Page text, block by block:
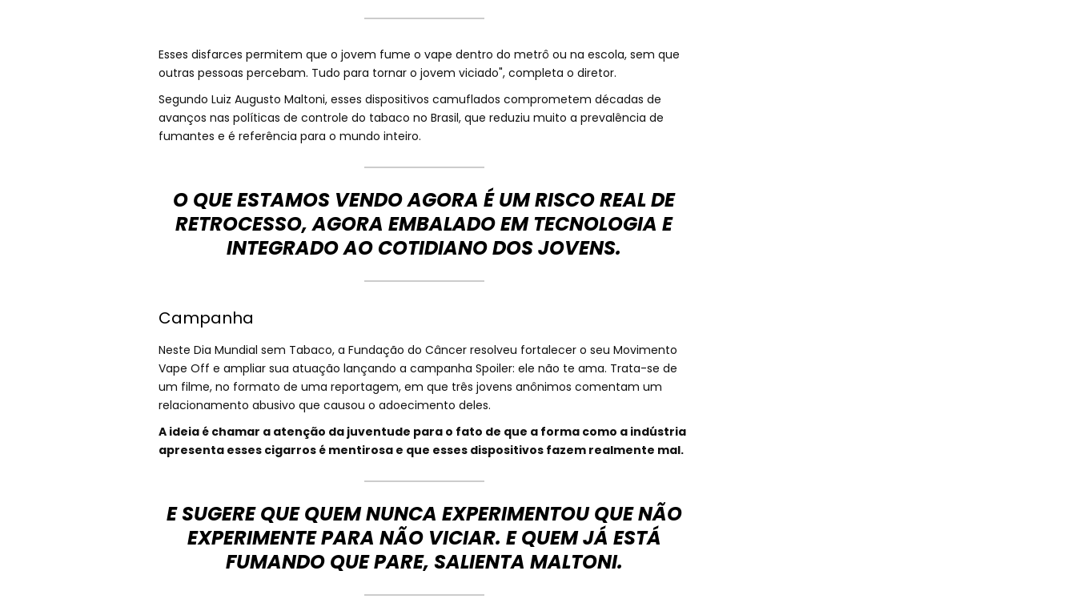
Esses disfarces permitem que o jovem fume o vape dentro do metrô ou na escola, sem que
outras pessoas percebam. Tudo para tornar o jovem viciado", completa o diretor.
Segundo Luiz Augusto Maltoni, esses dispositivos camuflados comprometem décadas de
avanços nas políticas de controle do tabaco no Brasil, que reduziu muito a prevalência de
fumantes e é referência para o mundo inteiro.
O QUE ESTAMOS VENDO AGORA É UM RISCO REAL DE
RETROCESSO, AGORA EMBALADO EM TECNOLOGIA E
INTEGRADO AO COTIDIANO DOS JOVENS.
Campanha
Neste Dia Mundial sem Tabaco, a Fundação do Câncer resolveu fortalecer o seu Movimento
Vape Off e ampliar sua atuação lançando a campanha Spoiler: ele não te ama. Trata-se de
um filme, no formato de uma reportagem, em que três jovens anônimos comentam um
relacionamento abusivo que causou o adoecimento deles.
A ideia é chamar a atenção da juventude para o fato de que a forma como a indústria
apresenta esses cigarros é mentirosa e que esses dispositivos fazem realmente mal.
E SUGERE QUE QUEM NUNCA EXPERIMENTOU QUE NÃO
EXPERIMENTE PARA NÃO VICIAR. E QUEM JÁ ESTÁ
FUMANDO QUE PARE, SALIENTA MALTONI.